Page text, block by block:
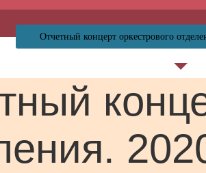
Отчетный концерт оркестрового